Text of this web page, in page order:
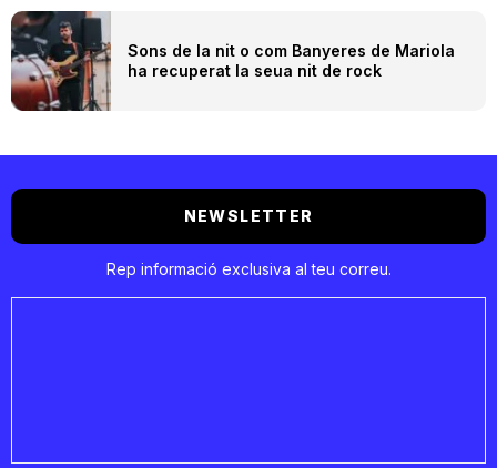
Sons de la nit o com Banyeres de Mariola
ha recuperat la seua nit de rock
NEWSLETTER
Rep informació exclusiva al teu correu.